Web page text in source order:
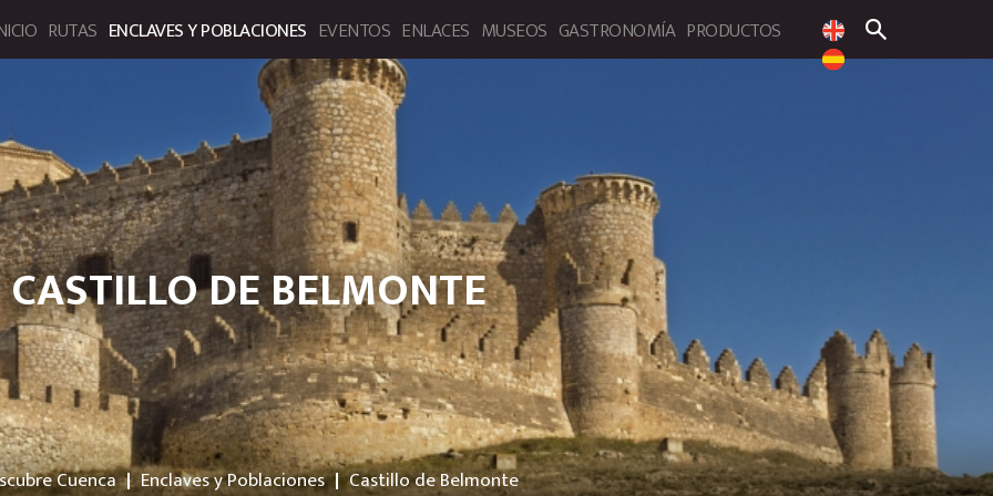
Cuenca. Portal de Turismo de la provincia de Cuenca
RUTAS ENCLAVES Y POBLACIONES EVENTOS ENLACES MUSEOS GASTRONOMÍA PRODUCTOS
CASTILLO DE BELMONTE
Cuenca Enclaves y Poblaciones Castillo de Belmonte